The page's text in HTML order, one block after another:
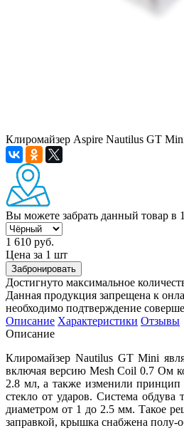
Клиромайзер Aspire Nautilus GT
Вы можете забрать данный товар в
1 610 руб.
Цена за 1 шт
Забронировать
Достигнуто максимальное
Данная продукция запрещена к
необходимо подтверждение
Описание Характеристики Отзывы
Описание
Клиромайзер Nautilus GT Mini
включая версию Mesh Coil 0.7 Ом
2.8 мл, а также изменили принцип
стекло от ударов. Система обдува
диаметром от 1 до 2.5 мм. Такое
заправкой, крышка снабжена полу-